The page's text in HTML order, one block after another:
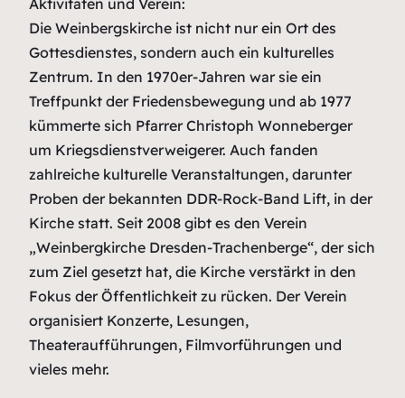
Aktivitäten und Verein:
Die Weinbergskirche ist nicht nur ein Ort des
Gottesdienstes, sondern auch ein kulturelles
Zentrum. In den 1970er-Jahren war sie ein
Treffpunkt der Friedensbewegung und ab 1977
kümmerte sich Pfarrer Christoph Wonneberger
um Kriegsdienstverweigerer. Auch fanden
zahlreiche kulturelle Veranstaltungen, darunter
Proben der bekannten DDR-Rock-Band Lift, in der
Kirche statt. Seit 2008 gibt es den Verein
„Weinbergkirche Dresden-Trachenberge“, der sich
zum Ziel gesetzt hat, die Kirche verstärkt in den
Fokus der Öffentlichkeit zu rücken. Der Verein
organisiert Konzerte, Lesungen,
Theateraufführungen, Filmvorführungen und
vieles mehr.